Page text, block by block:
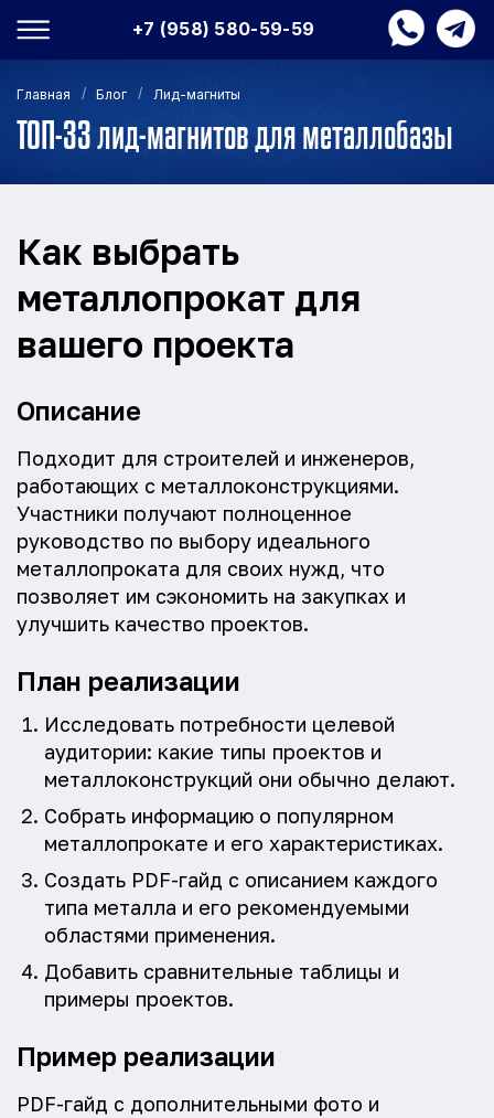
+7 (958) 580-59-59
Главная / Блог / Лид-магниты
ТОП-33 лид-магнитов для металлобазы
Как выбрать
металлопрокат для
вашего проекта
Описание
Подходит для строителей и инженеров,
работающих с металлоконструкциями.
Участники получают полноценное
руководство по выбору идеального
металлопроката для своих нужд, что
позволяет им сэкономить на закупках и
улучшить качество проектов.
План реализации
Исследовать потребности целевой
аудитории: какие типы проектов и
металлоконструкций они обычно делают.
Собрать информацию о популярном
металлопрокате и его характеристиках.
Создать PDF-гайд с описанием каждого
типа металла и его рекомендуемыми
областями применения.
Добавить сравнительные таблицы и
примеры проектов.
Пример реализации
PDF-гайд с дополнительными фото и